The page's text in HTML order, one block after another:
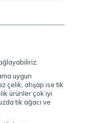
uygun
çelik, ahşap ise tik
ürünler çok iyi
tik ağacı ve